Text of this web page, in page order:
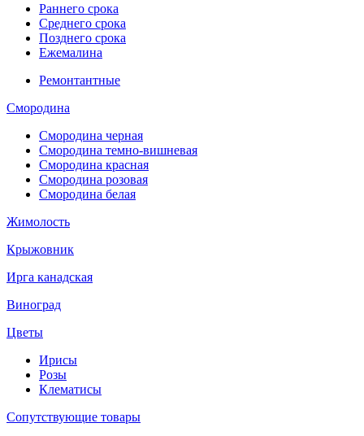
Раннего срока
Среднего срока
Позднего срока
Ежемалина
Ремонтантные
Смородина
Смородина черная
Смородина темно-вишневая
Смородина красная
Смородина розовая
Смородина белая
Жимолость
Крыжовник
Ирга канадская
Виноград
Цветы
Ирисы
Розы
Клематисы
Сопутствующие товары